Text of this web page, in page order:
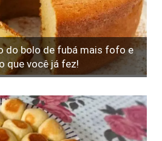
do bolo de fubá mais fofo e
que você já fez!